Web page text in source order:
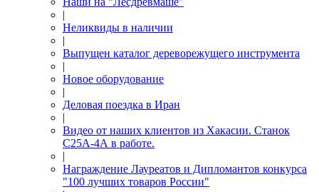
|
Неликвиды в наличии
|
Выпущен каталог дереворежущего инструмента
|
Новое оборудование
|
Деловая поездка в Иран
|
Видео от наших клиентов из Хакасии. Станок
С25А-4А в работе.
|
Награждение Лауреатов и Дипломантов конкурса
"100 лучших товаров России"